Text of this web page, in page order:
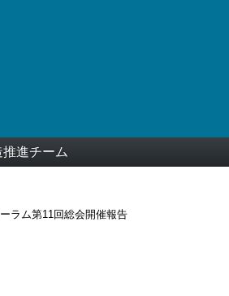
推進チーム
ラム第11回総会開催報告